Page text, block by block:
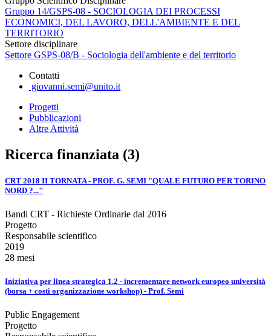
Gruppo 14/GSPS-08 - SOCIOLOGIA DEI PROCESSI
ECONOMICI, DEL LAVORO, DELL'AMBIENTE E DEL
TERRITORIO
Settore disciplinare
Settore GSPS-08/B - Sociologia dell'ambiente e del territorio
Contatti
giovanni.semi@unito.it
Progetti
Pubblicazioni
Altre Attività
Ricerca finanziata (3)
CRT 2018 II TORNATA - PROF. G. SEMI "QUALE FUTURO PER TORINO
NORD ?..."
Bandi CRT - Richieste Ordinarie dal 2016
Progetto
Responsabile scientifico
2019
28 mesi
Iniziativa per linea strategica 1.2 - incrementare network europeo università
(borsa + costi organizzazione workshop) - Prof. Semi
Public Engagement
Progetto